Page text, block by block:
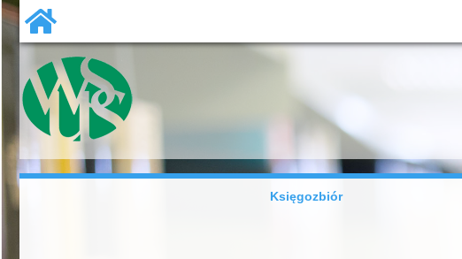
Księgozbiór